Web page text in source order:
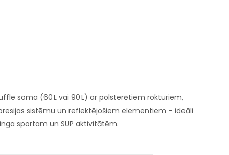
soma (60 L vai 90 L) ar polsterētiem rokturiem,
sistēmu un reflektējošiem elementiem – ideāli
sportam un SUP aktivitātēm.